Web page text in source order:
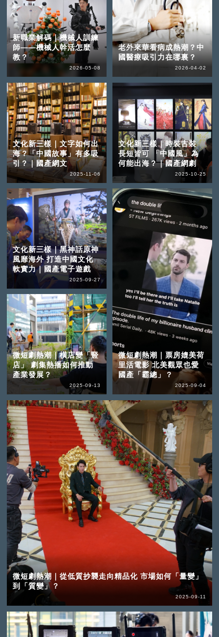
新職業解碼｜機械人訓練
師——機械人幹活怎麼
教？
2026-05-08
老外來華看病成熱潮？中
國醫療吸引力在哪裏？
2026-04-02
文化新三樣｜文字如何出
海？「中國故事」有多吸
引？｜國產網文
2025-11-06
文化新三樣｜時裝古裝
長短皆可 「中國風」為
何能出海？｜國產網劇
2025-10-25
文化新三樣｜黑神話原神
風靡海外 打造中國文化
軟實力｜國產電子遊戲
2025-09-27
微短劇熱潮｜橫店變「豎
店」 劇集熱播如何推動
產業發展？
2025-09-13
微短劇熱潮｜從低質抄襲走向精品化 市場如何「量變」
到「質變」？
2025-09-11
微短劇熱潮｜票房媲美荷
里活電影 北美觀眾也愛
國產「霸總」？
2025-09-04